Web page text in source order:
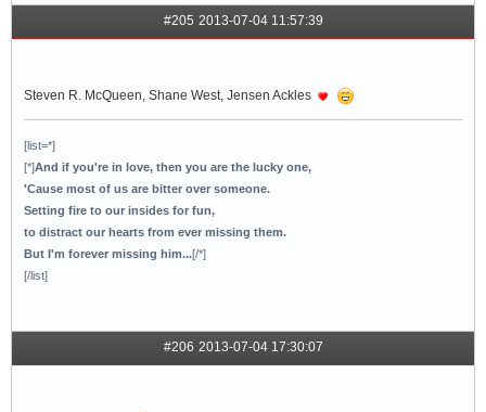
#205 2013-07-04 11:57:39
Stеven R. McQueen, Shane West, Jensen Ackles
[list=*]
[*]And if you're in love, then you are the lucky one,
'Cause most of us are bitter over someone.
Setting fire to our insides for fun,
to distract our hearts from ever missing them.
But I'm forever missing him...[/*]
[/list]
#206 2013-07-04 17:30:07